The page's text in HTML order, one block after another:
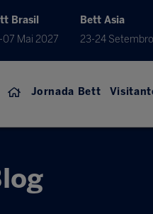
Brasil
07 Mai 2027
Bett Asia
23-24
Jornada Bett